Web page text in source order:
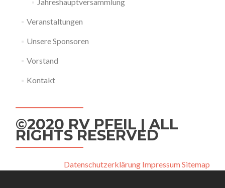
Veranstaltungen
Unsere Sponsoren
Vorstand
Kontakt
©2020 RV PFEIL | ALL
RIGHTS RESERVED
Datenschutzerklärung ImpressumSitemap